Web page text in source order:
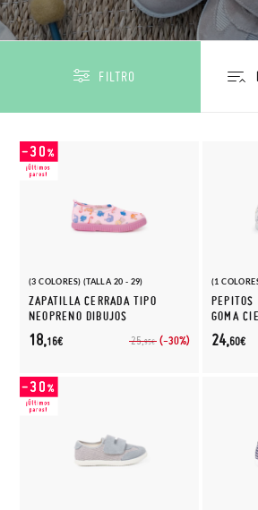
FILTRO
(3 COLORES) (TALLA 20 - 29)
ZAPATILLA CERRADA TIPO
NEOPRENO DIBUJOS
25,95€ (-30%)
18,16€
(1
PEPITOS
GOMA
24,60€